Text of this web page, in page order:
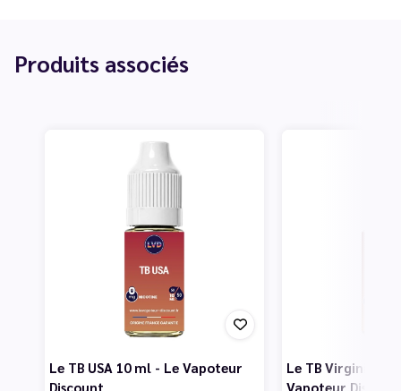
Produits associés
Le TB USA 10 ml - Le Vapoteur
Discount
Le TB Virginia 10
Vapoteur